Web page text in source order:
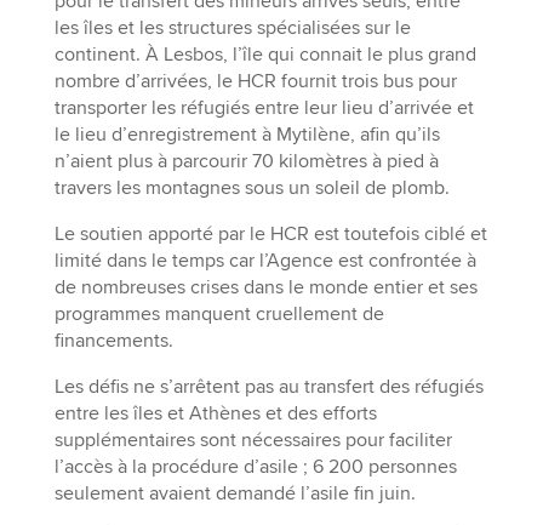
les îles et les structures spécialisées sur le
continent. À Lesbos, l’île qui connait le plus grand
nombre d’arrivées, le HCR fournit trois bus pour
transporter les réfugiés entre leur lieu d’arrivée et
le lieu d’enregistrement à Mytilène, afin qu’ils
n’aient plus à parcourir 70 kilomètres à pied à
travers les montagnes sous un soleil de plomb.
Le soutien apporté par le HCR est toutefois ciblé et
limité dans le temps car l’Agence est confrontée à
de nombreuses crises dans le monde entier et ses
programmes manquent cruellement de
financements.
Les défis ne s’arrêtent pas au transfert des réfugiés
entre les îles et Athènes et des efforts
supplémentaires sont nécessaires pour faciliter
l’accès à la procédure d’asile ; 6 200 personnes
seulement avaient demandé l’asile fin juin.